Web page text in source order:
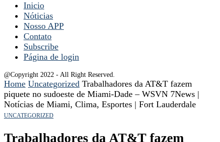
Inicio
Nóticias
Nosso APP
Contato
Subscribe
Página de login
@Copyright 2022 - All Right Reserved.
Home Uncategorized Trabalhadores da AT&T fazem
piquete no sudoeste de Miami-Dade – WSVN 7News |
Notícias de Miami, Clima, Esportes | Fort Lauderdale
UNCATEGORIZED
Trabalhadores da AT&T fazem